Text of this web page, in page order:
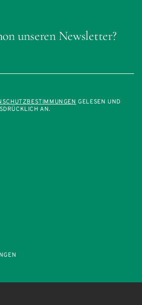
unseren Newsletter?
GELESEN UND
AN.